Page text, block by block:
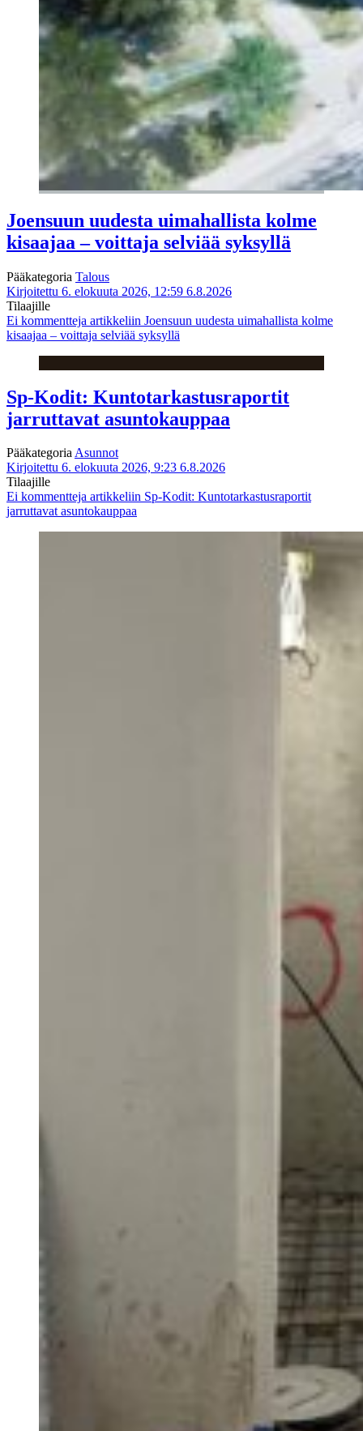
Joensuun uudesta uimahallista kolme
kisaajaa – voittaja selviää syksyllä
Pääkategoria Talous
Kirjoitettu 6. elokuuta 2026, 12:59 6.8.2026
Tilaajille
Ei kommentteja artikkeliin Joensuun uudesta uimahallista kolme
kisaajaa – voittaja selviää syksyllä
Sp-Kodit: Kuntotarkastusraportit
jarruttavat asuntokauppaa
PääkategoriaAsunnot
Kirjoitettu 6. elokuuta 2026, 9:23 6.8.2026
Tilaajille
Ei kommentteja artikkeliin Sp-Kodit: Kuntotarkastusraportit
jarruttavat asuntokauppaa